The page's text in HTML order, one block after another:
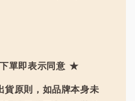
單即表示同意 ★
貨原則，如品牌本身未